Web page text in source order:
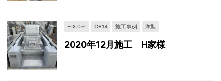
〜3.0㎡ G614 施工事例 洋型
2020年12月施工 H家様